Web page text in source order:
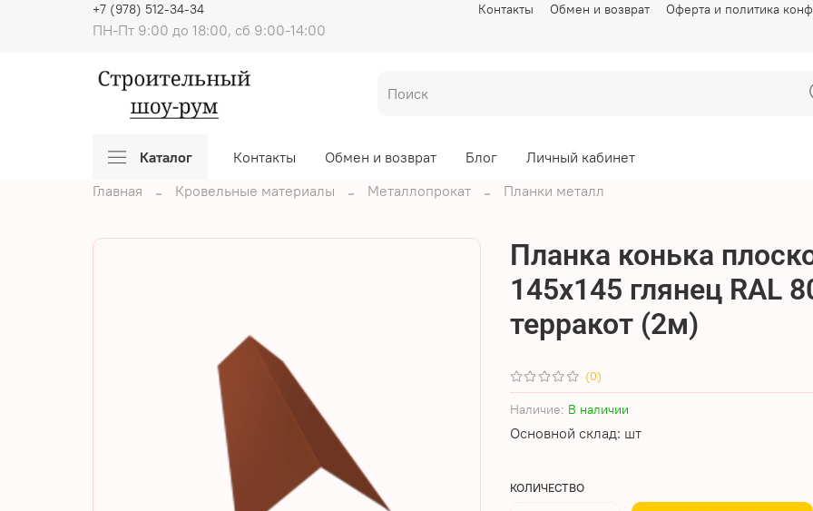
Контакты Обмен и возврат Оферта и политика
ПН-Пт 9:00 до 18:00, сб 9:00-14:00
+7 (978) 512-34-34
Каталог Контакты Обмен и возврат Блог
Личный кабинет
Главная
Кровельные материалы Металлопрокат Планки металл
(0)
Наличие: В наличии
Основной склад: шт
Планка конька
145х145 глянец RAL
терракот (2м)
КОЛИЧЕСТВО